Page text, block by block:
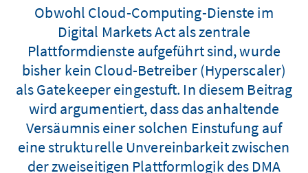
Obwohl Cloud-Computing-Dienste im
Digital Markets Act als zentrale
Plattformdienste aufgeführt sind, wurde
bisher kein Cloud-Betreiber (Hyperscaler)
als Gatekeeper eingestuft. In diesem Beitrag
wird argumentiert, dass das anhaltende
Versäumnis einer solchen Einstufung auf
eine strukturelle Unvereinbarkeit zwischen
der zweiseitigen Plattformlogik des DMA